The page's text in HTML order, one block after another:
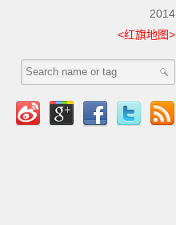
2014
<红旗地图>